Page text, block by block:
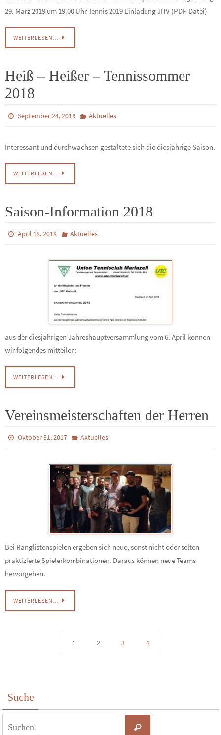
29. März 2019 um 19.00 Uhr Tennis 2019 Einladung JHV (PDF-Datei)
WEITERLESEN…
Heiß – Heißer – Tennissommer
2018
September 24, 2018 Aktuelles
Interessant und durchwachsen gestaltete sich die diesjährige Saison.
WEITERLESEN…
Saison-Information 2018
April 18, 2018 Aktuelles
aus der diesjährigen Jahreshauptversammlung vom 6. April können
wir folgendes mitteilen:
WEITERLESEN…
Vereinsmeisterschaften der Herren
Oktober 31, 2017 Aktuelles
Bei Ranglistenspielen ergeben sich neue, sonst nicht oder selten
praktizierte Spielerkombinationen. Daraus können neue Teams
hervorgehen.
WEITERLESEN…
1 2 3 4
Suche
Suchen